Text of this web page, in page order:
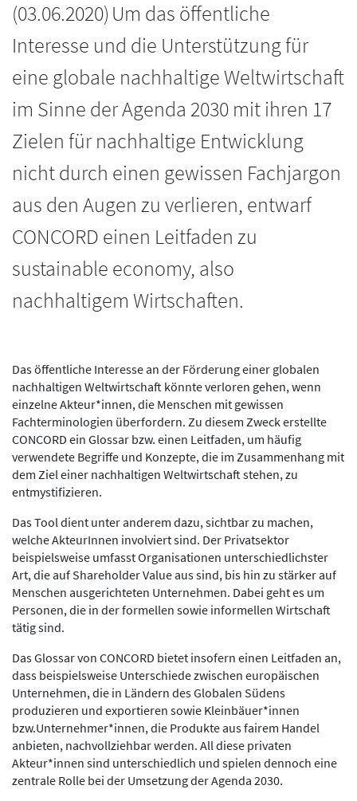
(03.06.2020) Um das öffentliche
Interesse und die Unterstützung für
eine globale nachhaltige Weltwirtschaft
im Sinne der Agenda 2030 mit ihren 17
Zielen für nachhaltige Entwicklung
nicht durch einen gewissen Fachjargon
aus den Augen zu verlieren, entwarf
CONCORD einen Leitfaden zu
sustainable economy, also
nachhaltigem Wirtschaften.
Das öffentliche Interesse an der Förderung einer globalen
nachhaltigen Weltwirtschaft könnte verloren gehen, wenn
einzelne Akteur*innen, die Menschen mit gewissen
Fachterminologien überfordern. Zu diesem Zweck erstellte
CONCORD ein Glossar bzw. einen Leitfaden, um häufig
verwendete Begriffe und Konzepte, die im Zusammenhang mit
dem Ziel einer nachhaltigen Weltwirtschaft stehen, zu
entmystifizieren.
Das Tool dient unter anderem dazu, sichtbar zu machen,
welche AkteurInnen involviert sind. Der Privatsektor
beispielsweise umfasst Organisationen unterschiedlichster
Art, die auf Shareholder Value aus sind, bis hin zu stärker auf
Menschen ausgerichteten Unternehmen. Dabei geht es um
Personen, die in der formellen sowie informellen Wirtschaft
tätig sind.
Das Glossar von CONCORD bietet insofern einen Leitfaden an,
dass beispielsweise Unterschiede zwischen europäischen
Unternehmen, die in Ländern des Globalen Südens
produzieren und exportieren sowie Kleinbäuer*innen
bzw.Unternehmer*innen, die Produkte aus fairem Handel
anbieten, nachvollziehbar werden. All diese privaten
Akteur*innen sind unterschiedlich und spielen dennoch eine
zentrale Rolle bei der Umsetzung der Agenda 2030.